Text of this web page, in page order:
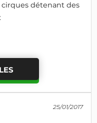
cirques détenant des
25/01/2017